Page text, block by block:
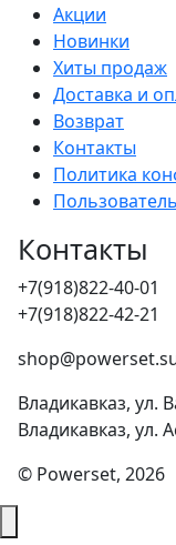
Акции
Новинки
Хиты продаж
Доставка и
Возврат
Контакты
Политика
Контакты
+7(918)822-40-01
+7(918)822-42-21
Владикавказ, ул.
Владикавказ, ул.
© Powerset, 2026